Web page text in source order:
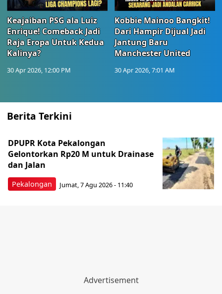
Keajaiban PSG ala Luiz
Enrique! Comeback Jadi
Raja Eropa Untuk Kedua
Kalinya?
30 Apr 2026, 12:00 PM
Kobbie Mainoo Bangkit!
Dari Hampir Dijual Jadi
Jantung Baru
Manchester United
30 Apr 2026, 7:01 AM
Berita Terkini
Pekalongan
DPUPR Kota Pekalongan
Gelontorkan Rp20 M untuk Drainase
dan Jalan
Jumat, 7 Agu 2026 - 11:40